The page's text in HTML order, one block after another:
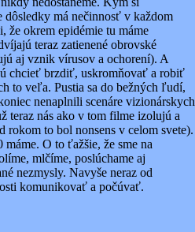
dôsledky má nečinnosť v každom
že okrem epidémie tu máme
teraz zatienené obrovské
aj vznik vírusov a ochorení). A
chcieť brzdiť, uskromňovať a robiť
to veľa. Pustia sa do bežných ľudí,
nenaplnili scenáre vizionárskych
nás ako v tom filme izolujú a
rokom to bol nonsens v celom svete).
O to ťažšie, že sme na
mlčíme, poslúchame aj
nezmysly. Navyše neraz od
komunikovať a počúvať.